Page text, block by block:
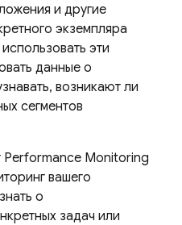
и другие
экземпляра
эти
данные о
возникают ли
сегментов
Performance Monitoring
вашего
о
задач или